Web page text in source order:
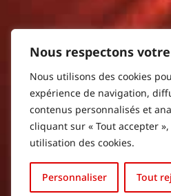
Nous respectons
Nous utilisons des cookies
expérience de navigation,
contenus personnalisés et
cliquant sur « Tout accepter
utilisation des cookies.
Personnaliser Tout